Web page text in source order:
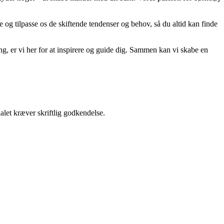
tilpasse os de skiftende tendenser og behov, så du altid kan finde
er vi her for at inspirere og guide dig. Sammen kan vi skabe en
kræver skriftlig godkendelse.